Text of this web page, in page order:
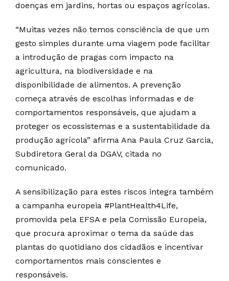
doenças em jardins, hortas ou espaços agrícolas.
“Muitas vezes não temos consciência de que um
gesto simples durante uma viagem pode facilitar
a introdução de pragas com impacto na
agricultura, na biodiversidade e na
disponibilidade de alimentos. A prevenção
começa através de escolhas informadas e de
comportamentos responsáveis, que ajudam a
proteger os ecossistemas e a sustentabilidade da
produção agrícola” afirma Ana Paula Cruz Garcia,
Subdiretora Geral da DGAV, citada no
comunicado.
A sensibilização para estes riscos integra também
a campanha europeia #PlantHealth4Life,
promovida pela EFSA e pela Comissão Europeia,
que procura aproximar o tema da saúde das
plantas do quotidiano dos cidadãos e incentivar
comportamentos mais conscientes e
responsáveis.